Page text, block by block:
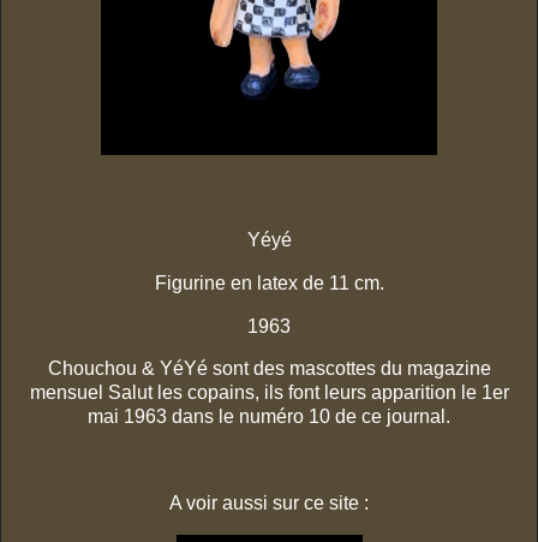
Yéyé
Figurine en latex de 11 cm.
1963
Chouchou & YéYé sont des mascottes du magazine
mensuel Salut les copains, ils font leurs apparition le 1er
mai 1963 dans le numéro 10 de ce journal.
A voir aussi sur ce site :